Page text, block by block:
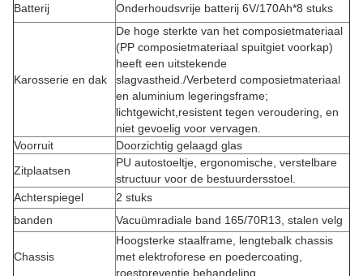
Batterij
Onderhoudsvrije batterij 6V/170Ah*8 stuks
Karosserie en dak
De hoge sterkte van het composietmateriaal
(PP composietmateriaal spuitgiet voorkap)
heeft een uitstekende
slagvastheid./Verbeterd composietmateriaal
en aluminium legeringsframe;
lichtgewicht,resistent tegen veroudering, en
niet gevoelig voor vervagen.
Voorruit
Doorzichtig gelaagd glas
Zitplaatsen
PU autostoeltje, ergonomische, verstelbare
structuur voor de bestuurdersstoel.
Achterspiegel
2 stuks
banden
Vacuümradiale band 165/70R13, stalen velg
Chassis
Hoogsterke staalframe, lengtebalk chassis
met elektroforese en poedercoating,
roestpreventie behandeling